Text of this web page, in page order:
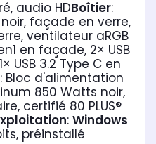
audio HDBoîtier:
façade en verre,
ventilateur aRGB
en façade, 2× USB
USB 3.2 Type C en
: Bloc d'alimentation
850 Watts noir,
certifié 80 PLUS®
: Windows
préinstallé